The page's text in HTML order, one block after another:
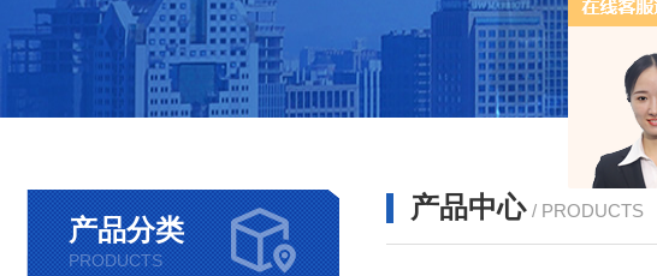
产品分类
PRODUCTS
产品中心 / PRODUCTS